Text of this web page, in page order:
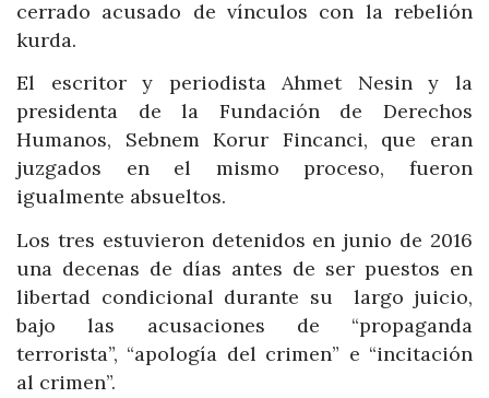
cerrado acusado de vínculos con la rebelión
kurda.
El escritor y periodista Ahmet Nesin y la
presidenta de la Fundación de Derechos
Humanos, Sebnem Korur Fincanci, que eran
juzgados en el mismo proceso, fueron
igualmente absueltos.
Los tres estuvieron detenidos en junio de 2016
una decenas de días antes de ser puestos en
libertad condicional durante su largo juicio,
bajo las acusaciones de “propaganda
terrorista”, “apología del crimen” e “incitación
al crimen”.